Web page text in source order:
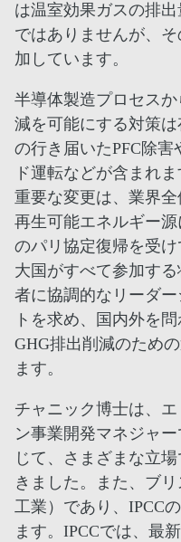
は温室効果ガスの排
ではありませんが、
加しています。
半導体製造プロセス
減を可能にする対策
の行き届いたPFC除
ド運転などが含まれ
重要な変更は、業界
再生可能エネルギー
のパリ協定復帰を受
大国がすべて参加す
者に協調的なリーダ
トを求め、国内外を
GHG排出削減のため
ます。
チャニック博士は、
ン事業開発マネジャ
じて、さまざまな立
きました。また、ブ
工業）であり、IPCC
ます。IPCCでは、最